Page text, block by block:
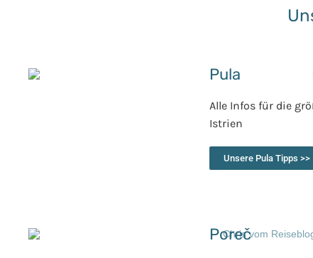
Pula
Alle Infos für die
Istrien
Unsere Pula Tipps >>
Poreč